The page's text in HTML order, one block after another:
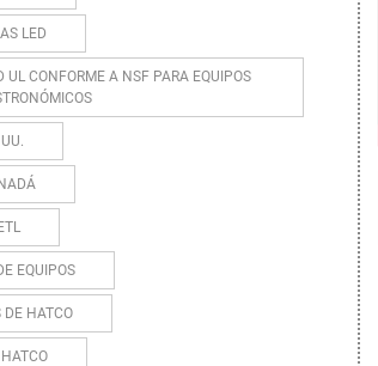
LED
UL CONFORME A NSF PARA EQUIPOS
EQUIPOS
DE HATCO